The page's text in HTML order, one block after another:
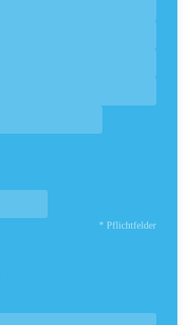
* Pflichtfelder